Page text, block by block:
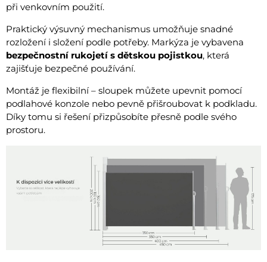
při venkovním použití.
Praktický výsuvný mechanismus umožňuje snadné
rozložení i složení podle potřeby. Markýza je vybavena
bezpečnostní rukojetí s dětskou pojistkou, která
zajišťuje bezpečné používání.
Montáž je flexibilní – sloupek můžete upevnit pomocí
podlahové konzole nebo pevně přišroubovat k podkladu.
Díky tomu si řešení přizpůsobíte přesně podle svého
prostoru.